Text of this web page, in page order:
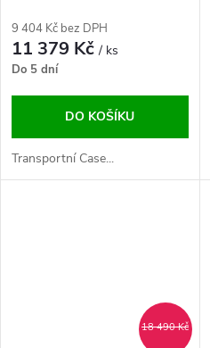
9 404 Kč bez DPH
11 379 Kč/ ks
Do 5 dní
DO KOŠÍKU
Transportní Case...
18 490 Kč